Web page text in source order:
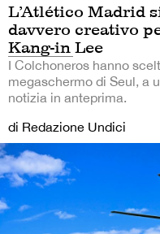
L’Atlético Madrid
davvero creativo
Kang-in Lee
I Colchoneros hanno
megaschermo di Seul, a
notizia in anteprima.
di Redazione Undici